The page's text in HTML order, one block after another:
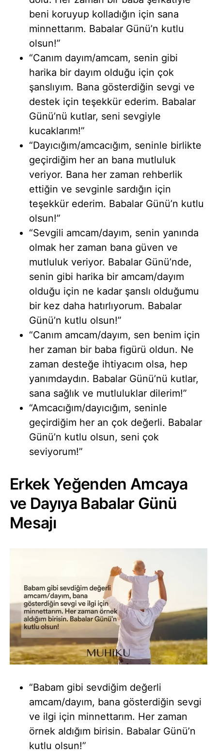
beni koruyup kolladığın için sana
minnettarım. Babalar Günü’n kutlu
olsun!”
“Canım dayım/amcam, senin gibi
harika bir dayım olduğu için çok
şanslıyım. Bana gösterdiğin sevgi ve
destek için teşekkür ederim. Babalar
Günü’nü kutlar, seni sevgiyle
kucaklarım!”
“Dayıcığım/amcacığım, seninle birlikte
geçirdiğim her an bana mutluluk
veriyor. Bana her zaman rehberlik
ettiğin ve sevginle sardığın için
teşekkür ederim. Babalar Günü’n kutlu
olsun!”
“Sevgili amcam/dayım, senin yanında
olmak her zaman bana güven ve
mutluluk veriyor. Babalar Günü’nde,
senin gibi harika bir amcam/dayım
olduğu için ne kadar şanslı olduğumu
bir kez daha hatırlıyorum. Babalar
Günü’n kutlu olsun!”
“Canım amcam/dayım, sen benim için
her zaman bir baba figürü oldun. Ne
zaman desteğe ihtiyacım olsa, hep
yanımdaydın. Babalar Günü’nü kutlar,
sana sağlık ve mutluluklar dilerim!”
“Amcacığım/dayıcığım, seninle
geçirdiğim her an çok değerli. Babalar
Günü’n kutlu olsun, seni çok
seviyorum!”
Erkek Yeğenden Amcaya
ve Dayıya Babalar Günü
Mesajı
“Babam gibi sevdiğim değerli
amcam/dayım, bana gösterdiğin sevgi
ve ilgi için minnettarım. Her zaman
örnek aldığım birisin. Babalar Günü’n
kutlu olsun!”